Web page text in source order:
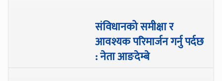
संविधानको समीक्षा र
आवश्यक परिमार्जन गर्नु पर्दछ
: नेता आङदेम्बे